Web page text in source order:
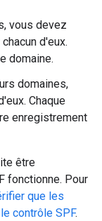
vous devez
d'eux.
domaine.
domaines,
Chaque
enregistrement
être
fonctionne. Pour
que les
contrôle SPF.